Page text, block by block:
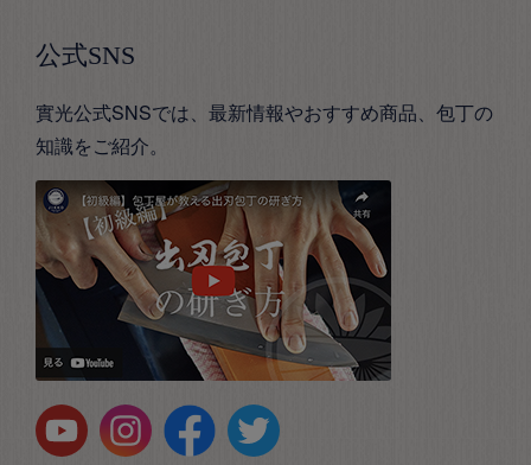
公式SNS
實光公式SNSでは、最新情報やおすすめ商品、包丁の
知識をご紹介。